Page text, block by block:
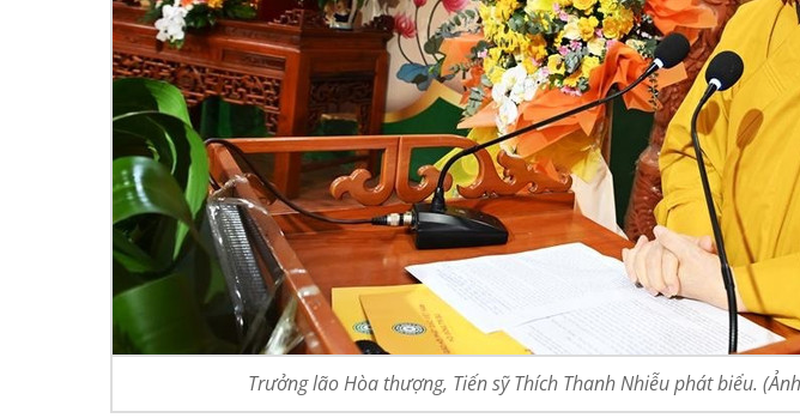
Trưởng lão Hòa thượng, Tiến sỹ Thích Thanh Nhiễu phát biểu.